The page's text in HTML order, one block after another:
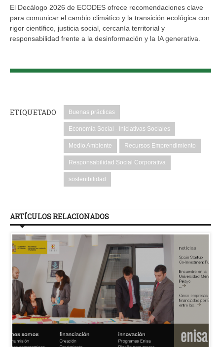
El Decálogo 2026 de ECODES ofrece recomendaciones clave
para comunicar el cambio climático y la transición ecológica con
rigor científico, justicia social, cercanía territorial y
responsabilidad frente a la desinformación y la IA generativa.
ETIQUETADO Buenas prácticas
Economía Social - Iniciativas Sociales
Medio Ambiente Recursos Emprendimiento
Responsabilidad Social Corporativa
sostenibilidad
ARTÍCULOS RELACIONADOS